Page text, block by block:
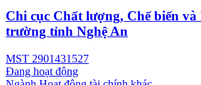
Chi cục Chất lượng, Chế biến
trường tỉnh Nghệ An
MST 2901431527
Đang hoạt động